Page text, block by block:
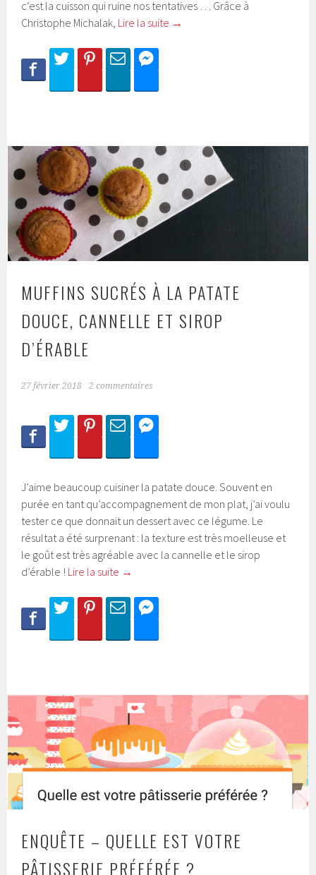
c’est la cuisson qui ruine nos tentatives … Grâce à
Christophe Michalak, Lire la suite →
MUFFINS SUCRÉS À LA PATATE
DOUCE, CANNELLE ET SIROP
D’ÉRABLE
27 février 2018 2 commentaires
J’aime beaucoup cuisiner la patate douce. Souvent en
purée en tant qu’accompagnement de mon plat, j’ai voulu
tester ce que donnait un dessert avec ce légume. Le
résultat a été surprenant : la texture est très moelleuse et
le goût est très agréable avec la cannelle et le sirop
d’érable ! Lire la suite →
ENQUÊTE – QUELLE EST VOTRE
PÂTISSERIE PRÉFÉRÉE ?